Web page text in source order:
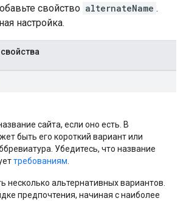
свойство alternateName .
настройка.
сайта, если оно есть. В
быть его короткий вариант или
Убедитесь, что название
требованиям
несколько альтернативных вариантов.
предпочтения, начиная с наиболее